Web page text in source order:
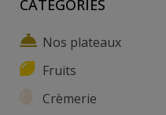
CATEGORIES
Nos plateaux
Fruits
Crèmerie